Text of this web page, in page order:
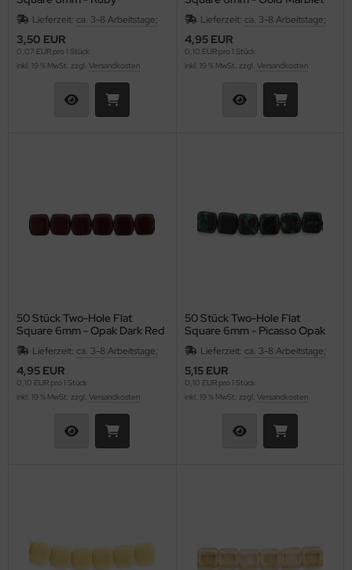
Lieferzeit: ca. 3-8 Arbeitstage;
3,50 EUR
0,07 EUR pro 1 Stück
inkl. 19 % MwSt. zzgl. Versandkosten
Ruby
Lieferzeit: ca. 3-8 Arbeitstage;
4,95 EUR
0,10 EUR pro 1 Stück
inkl. 19 % MwSt. zzgl. Versandkosten
50 Stück Two-Hole Flat
Square 6mm - Opak Dark Red
Lieferzeit: ca. 3-8 Arbeitstage;
4,95 EUR
0,10 EUR pro 1 Stück
inkl. 19 % MwSt. zzgl. Versandkosten
50 Stück Two-Hole Flat
Square 6mm - Picasso Opak
Dark Red
Lieferzeit: ca. 3-8 Arbeitstage;
5,15 EUR
0,10 EUR pro 1 Stück
inkl. 19 % MwSt. zzgl. Versandkosten